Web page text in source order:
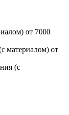
от 7000
материалом) от
(с